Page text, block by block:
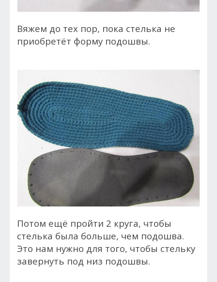
Вяжем до тех пор, пока стелька не
приобретёт форму подошвы.
Потом ещё пройти 2 круга, чтобы
стелька была больше, чем подошва.
Это нам нужно для того, чтобы стельку
завернуть под низ подошвы.